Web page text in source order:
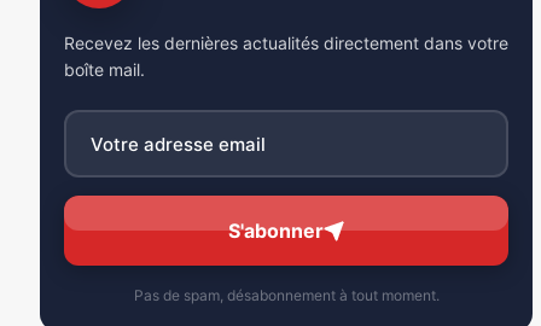
Recevez les dernières actualités directement dans votre
boîte mail.
S'abonner
Pas de spam, désabonnement à tout moment.